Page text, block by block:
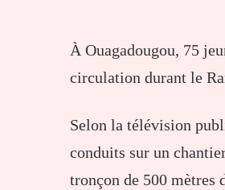
À Ouagadougou, 75
circulation durant le
Selon la télévision
conduits sur un
tronçon de 500 mètres